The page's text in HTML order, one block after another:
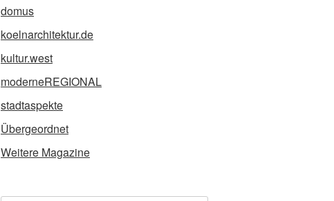
domus
koelnarchitektur.de
kultur.west
moderneREGIONAL
stadtaspekte
Übergeordnet
Weitere Magazine